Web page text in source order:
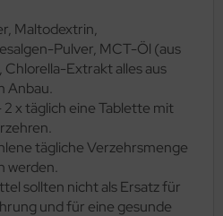
Maltodextrin,
Pulver, MCT-Öl (aus
Extrakt alles aus
Anbau.
x täglich eine Tablette mit
tägliche Verzehrsmenge
werden.
sollten nicht als Ersatz für
und für eine gesunde